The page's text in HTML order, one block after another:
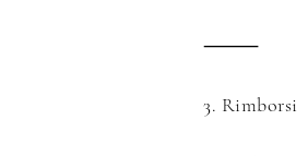
⸻
3. Rimborsi